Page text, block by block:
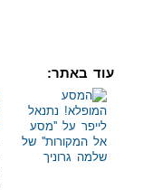
עוד באתר: